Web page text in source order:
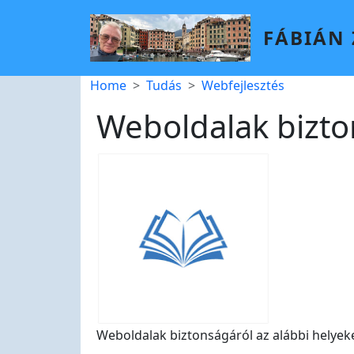
FÁBIÁN
Breadcrumb
Home Tudás Webfejlesztés
Weboldalak
Weboldalak biztonságáról az alábbi